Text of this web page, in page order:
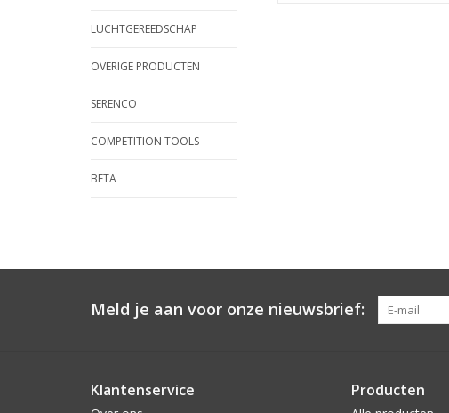
LUCHTGEREEDSCHAP
OVERIGE PRODUCTEN
SERENCO
COMPETITION TOOLS
BETA
Meld je aan voor onze nieuwsbrief:
Klantenservice Producten